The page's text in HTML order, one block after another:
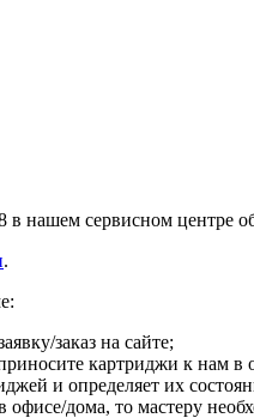
нашем сервисном центре
.
заказ на сайте;
картриджи к нам в
и определяет их
офисе/дома, то мастеру